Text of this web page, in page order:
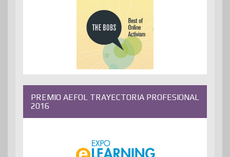
PREMIO AEFOL TRAYECTORIA PROFESIONAL
2016